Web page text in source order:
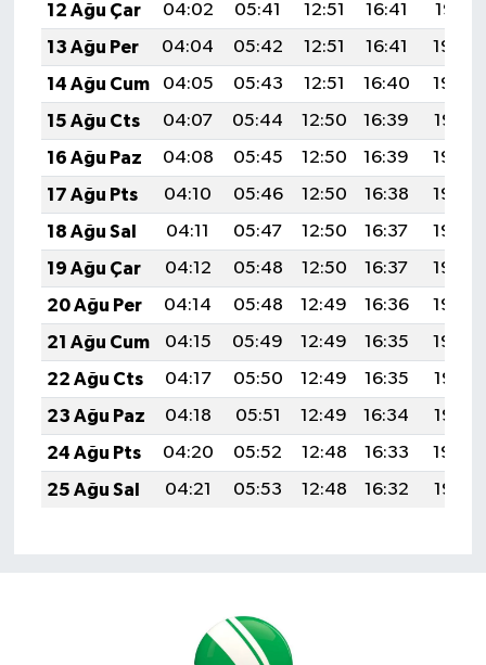
12 Ağu Çar
04:02 05:41 12:51 16:41
19:51
13 Ağu Per
04:04 05:42 12:51 16:41
19:50
14 Ağu Cum
04:05 05:43 12:51 16:40
19:49
15 Ağu Cts
04:07 05:44 12:50 16:39
19:47
16 Ağu Paz
04:08 05:45 12:50 16:39
19:46
17 Ağu Pts
04:10 05:46 12:50 16:38
19:44
18 Ağu Sal
04:11 05:47 12:50 16:37
19:43
19 Ağu Çar
04:12 05:48 12:50 16:37
19:42
20 Ağu Per
04:14 05:48 12:49 16:36
19:40
21 Ağu Cum
04:15 05:49 12:49 16:35
19:39
22 Ağu Cts
04:17 05:50 12:49 16:35
19:37
23 Ağu Paz
04:18 05:51 12:49 16:34
19:36
24 Ağu Pts
04:20 05:52 12:48 16:33
19:34
25 Ağu Sal
04:21 05:53 12:48 16:32 19:33